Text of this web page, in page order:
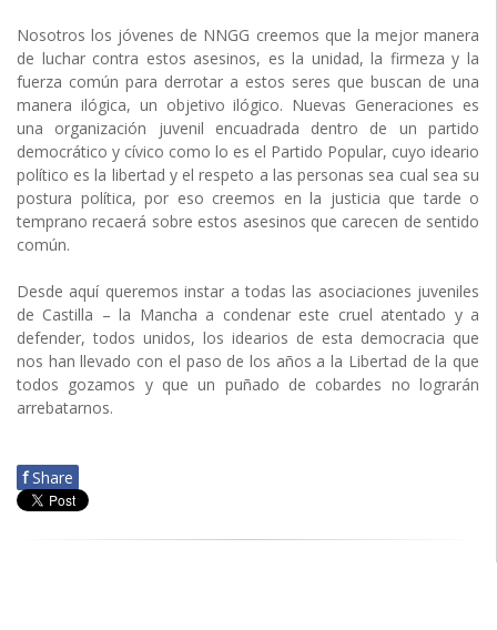
Nosotros los jóvenes de NNGG creemos que la mejor manera
de luchar contra estos asesinos, es la unidad, la firmeza y la
fuerza común para derrotar a estos seres que buscan de una
manera ilógica, un objetivo ilógico. Nuevas Generaciones es
una organización juvenil encuadrada dentro de un partido
democrático y cívico como lo es el Partido Popular, cuyo ideario
político es la libertad y el respeto a las personas sea cual sea su
postura política, por eso creemos en la justicia que tarde o
temprano recaerá sobre estos asesinos que carecen de sentido
común.
Desde aquí queremos instar a todas las asociaciones juveniles
de Castilla – la Mancha a condenar este cruel atentado y a
defender, todos unidos, los idearios de esta democracia que
nos han llevado con el paso de los años a la Libertad de la que
todos gozamos y que un puñado de cobardes no lograrán
arrebatarnos.
f Share